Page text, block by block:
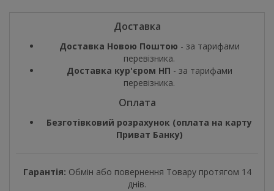
Доставка
Доставка Новою Поштою - за тарифами
перевізника.
Доставка кур'єром НП - за тарифами
перевізника.
Оплата
Безготівковий розрахунок (оплата на карту
Приват Банку)
Гарантія: Обмін або повернення Товару протягом 14
днів.